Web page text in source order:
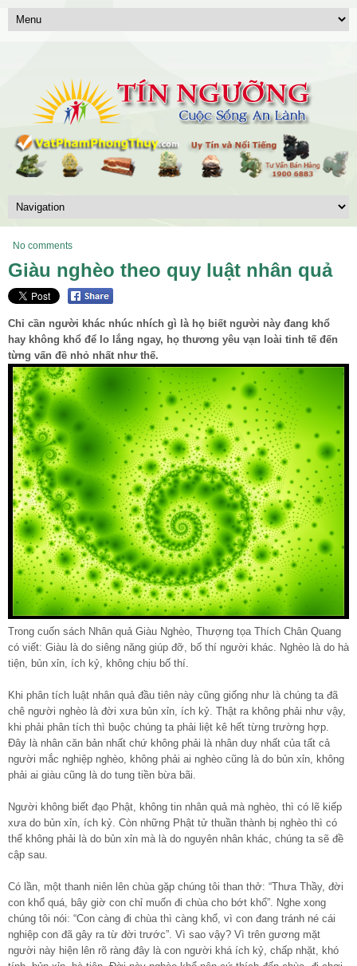
No comments
Giàu nghèo theo quy luật nhân quả
Chỉ cần người khác nhúc nhích gì là họ biết người này đang khổ
hay không khổ để lo lắng ngay, họ thương yêu vạn loài tinh tế đến
từng vấn đề nhỏ nhất như thế.
Trong cuốn sách Nhân quả Giàu Nghèo, Thượng tọa Thích Chân Quang
có viết: Giàu là do siêng năng giúp đỡ, bố thí người khác. Nghèo là do hà
tiện, bủn xỉn, ích kỷ, không chịu bố thí.
Khi phân tích luật nhân quả đầu tiên này cũng giống như là chúng ta đã
chê người nghèo là đời xưa bủn xỉn, ích kỷ. Thật ra không phải như vậy,
khi phải phân tích thì buộc chúng ta phải liệt kê hết từng trường hợp.
Đây là nhân căn bản nhất chứ không phải là nhân duy nhất của tất cả
người mắc nghiệp nghèo, không phải ai nghèo cũng là do bủn xỉn, không
phải ai giàu cũng là do tung tiền bừa bãi.
Người không biết đạo Phật, không tin nhân quả mà nghèo, thì có lẽ kiếp
xưa do bủn xỉn, ích kỷ. Còn những Phật tử thuần thành bị nghèo thì có
thể không phải là do bủn xỉn mà là do nguyên nhân khác, chúng ta sẽ đề
cập sau.
Có lần, một thanh niên lên chùa gặp chúng tôi than thở: “Thưa Thầy, đời
con khổ quá, bây giờ con chỉ muốn đi chùa cho bớt khổ”. Nghe xong
chúng tôi nói: “Con càng đi chùa thì càng khổ, vì con đang tránh né cái
nghiệp con đã gây ra từ đời trước”. Vì sao vậy? Vì trên gương mặt
người này hiện lên rõ ràng đây là con người khá ích kỷ, chấp nhặt, khó